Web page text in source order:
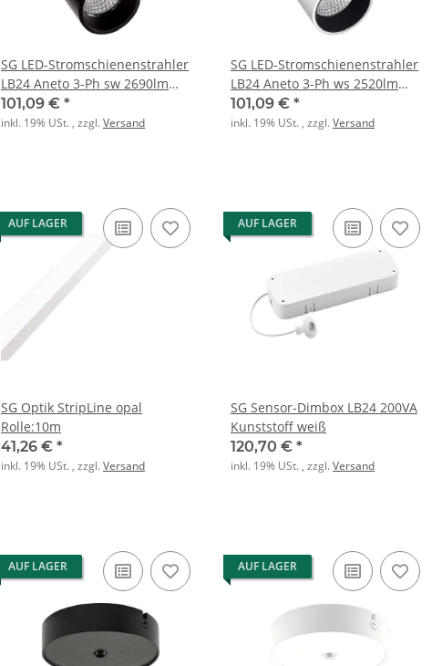
SG LED-Stromschienenstrahler
LB24 Aneto 3-Ph sw 2690lm
4000K Ra>90 On/Off
101,09 € *
inkl. 19% USt. , zzgl.Versand
SG LED-Stromschienenstrahler
LB24 Aneto 3-Ph ws 2520lm
3000K Ra>90 On/Off
101,09 € *
inkl. 19% USt. , zzgl.Versand
AUF LAGER
SG Optik StripLine opal
Rolle:10m
41,26 € *
inkl. 19% USt. , zzgl.Versand
AUF LAGER
SG Sensor-Dimbox LB24 200VA
Kunststoff weiß
120,70 € *
inkl. 19% USt. , zzgl.Versand
AUF LAGER AUF LAGER